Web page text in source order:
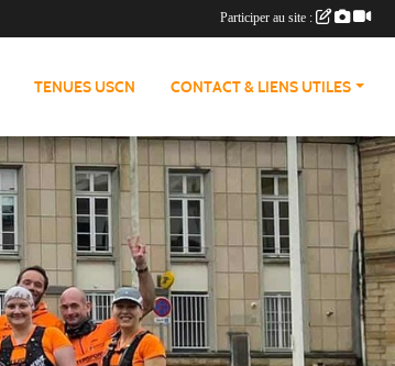
TENUES USCN CONTACT & LIENS UTILES
Participer au site :